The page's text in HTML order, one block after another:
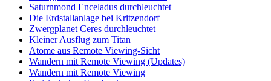
Saturnmond Enceladus durchleuchtet
Die Erdstallanlage bei Kritzendorf
Zwergplanet Ceres durchleuchtet
Kleiner Ausflug zum Titan
Atome aus Remote Viewing-Sicht
Wandern mit Remote Viewing (Updates)
Wandern mit Remote Viewing